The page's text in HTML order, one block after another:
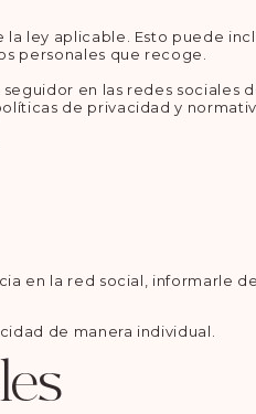
ley aplicable. Esto puede
personales que recoge.
en las redes sociales
de privacidad y
en la red social, informarle
de manera individual.